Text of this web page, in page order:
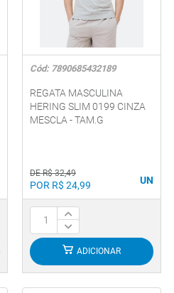
Cód: 7890685432189
REGATA MASCULINA
HERING SLIM 0199 CINZA
MESCLA - TAM.G
DE R$ 32,49
POR R$ 24,99 UN
ADICIONAR